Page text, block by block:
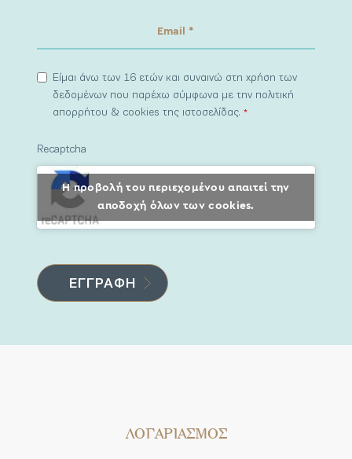
Είμαι άνω των 16 ετών και συναινώ στη χρήση των
δεδομένων που παρέχω σύμφωνα με την πολιτική
απορρήτου & cookies της ιστοσελίδας.*
Recaptcha
Η προβολή του περιεχομένου απαιτεί την
αποδοχή όλων των cookies.
ΛΟΓΑΡΙΑΣΜΟΣ